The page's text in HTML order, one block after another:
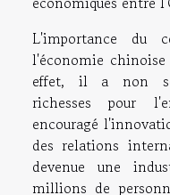
L'importance du
l'économie chinoise
effet, il a non
richesses pour
encouragé
des relations
devenue une
millions de